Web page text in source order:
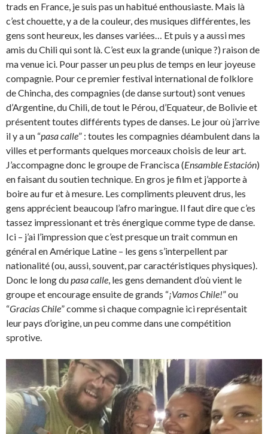
trads en France, je suis pas un habitué enthousiaste. Mais là
c’est chouette, y a de la couleur, des musiques différentes, les
gens sont heureux, les danses variées… Et puis y a aussi mes
amis du Chili qui sont là. C’est eux la grande (unique ?) raison de
ma venue ici. Pour passer un peu plus de temps en leur joyeuse
compagnie. Pour ce premier festival international de folklore
de Chincha, des compagnies (de danse surtout) sont venues
d’Argentine, du Chili, de tout le Pérou, d’Equateur, de Bolivie et
présentent toutes différents types de danses. Le jour où j’arrive
il y a un “pasa calle” : toutes les compagnies déambulent dans la
villes et performants quelques morceaux choisis de leur art.
J’accompagne donc le groupe de Francisca (Ensamble Estación)
en faisant du soutien technique. En gros je film et j’apporte à
boire au fur et à mesure. Les compliments pleuvent drus, les
gens apprécient beaucoup l’afro maringue. Il faut dire que c’es
tassez impressionant et très énergique comme type de danse.
Ici – j’ai l’impression que c’est presque un trait commun en
général en Amérique Latine – les gens s’interpellent par
nationalité (ou, aussi, souvent, par caractéristiques physiques).
Donc le long dupasa calle, les gens demandent d’où vient le
groupe et encourage ensuite de grands “¡Vamos Chile!” ou
“Gracias Chile” comme si chaque compagnie ici représentait
leur pays d’origine, un peu comme dans une compétition
sprotive.